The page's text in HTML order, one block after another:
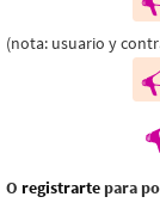
(nota: usuario y
O registrarte para